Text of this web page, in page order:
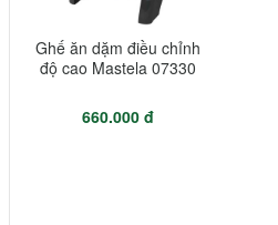
Ghế ăn dặm điều chỉnh
độ cao Mastela 07330
660.000 đ